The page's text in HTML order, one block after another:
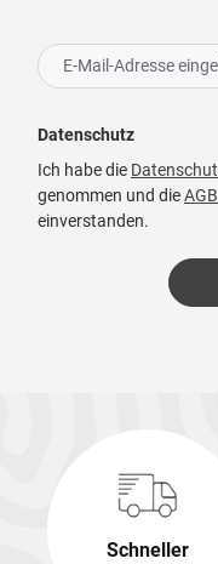
Datenschutz
Ich habe die
genommen und dieAGB
einverstanden.
Schneller